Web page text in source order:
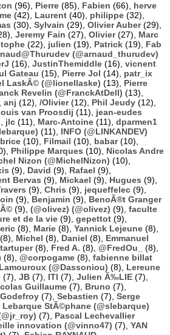
(96), Pierre (85), Fabien (66), herve
(42), Laurent (40), philippe (32),
(30), Sylvain (29), Olivier Auber(29),
Jeremy Fain (27), Olivier(27), Marc
(22), julien (19), Patrick (19), Fab
(@arnaud_thurudev)
(16), JustinThemiddle (16), vicnent
Gateau (15), Pierre Jol (14), patr_ix
LaskÃ© (@lionellaske) (13), Pierre
Revelin (@FranckAtDell) (13),
anj (12), /Olivier(12), Phil Jeudy (12),
van Proosdij (11), jean-eudes
jlc (11), Marc-Antoine (11), dparmen1
(11), INFO (@LINKANDEV)
(10), Filmail (10), babar(10),
Philippe Marques (10), Nicolas Andre
Nizon (@MichelNizon) (10),
(9), David (9), Rafael (9),
Bervas (9), Mickael (9), Hugues (9),
(9), Chris (9), jequeffelec (9),
(9), Benjamin (9), BenoÃ®t Granger
(9), (@olivez) (@olivez) (9), faculte
et de la vie (9), gepettot (9),
(8), Marie (8), Yannick Lejeune (8),
(8), Michel (8), Daniel (8), Emmanuel
(8), Fred A. (8), @FredOu_
(8),
(8), @corpogame (8), fabienne billat
(@Dassoniou) (8), Lereune
(7), JB (7), ITI (7), Julien Ã‰LIE (7),
Guillaume (7), Bruno (7),
Godefroy (7), Sebastien (7), Serge
Lebarque StÃ©phane (@slebarque)
(7), Pascal Lechevallier
innovation (@vinno47) (7), YAN